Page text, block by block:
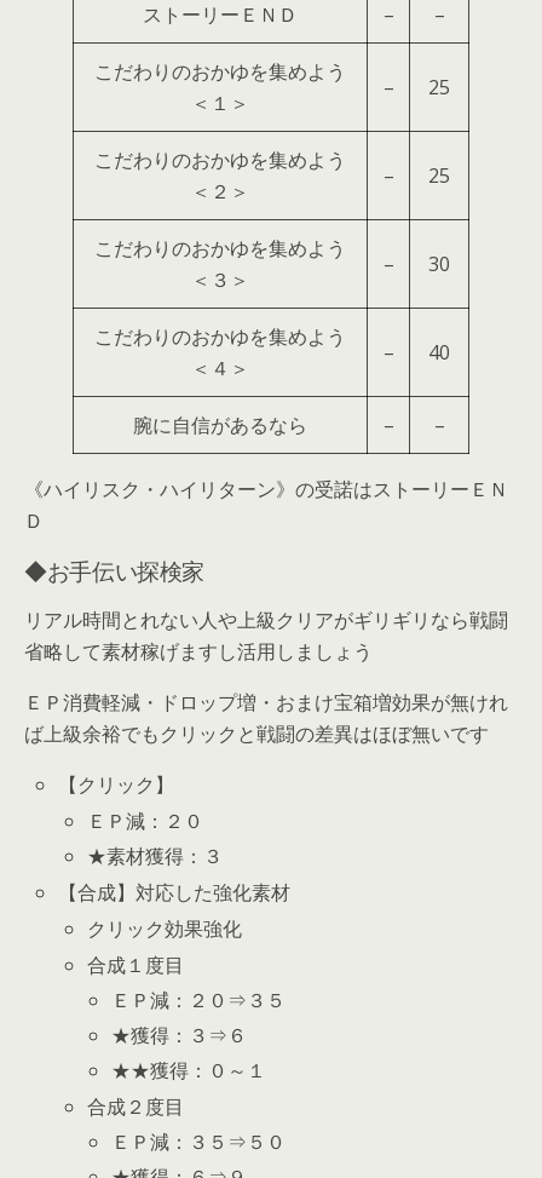
ストーリーＥＮＤ – –
こだわりのおかゆを集めよう
＜１＞
– 25
こだわりのおかゆを集めよう
＜２＞
– 25
こだわりのおかゆを集めよう
＜３＞
– 30
こだわりのおかゆを集めよう
＜４＞
– 40
腕に自信があるなら – –
《ハイリスク・ハイリターン》の受諾はストーリーＥＮ
Ｄ
◆お手伝い探検家
リアル時間とれない人や上級クリアがギリギリなら戦闘
省略して素材稼げますし活用しましょう
ＥＰ消費軽減・ドロップ増・おまけ宝箱増効果が無けれ
ば上級余裕でもクリックと戦闘の差異はほぼ無いです
【クリック】
ＥＰ減：２０
★素材獲得：３
【合成】対応した強化素材
クリック効果強化
合成１度目
ＥＰ減：２０⇒３５
★獲得：３⇒６
★★獲得：０～１
合成２度目
ＥＰ減：３５⇒５０